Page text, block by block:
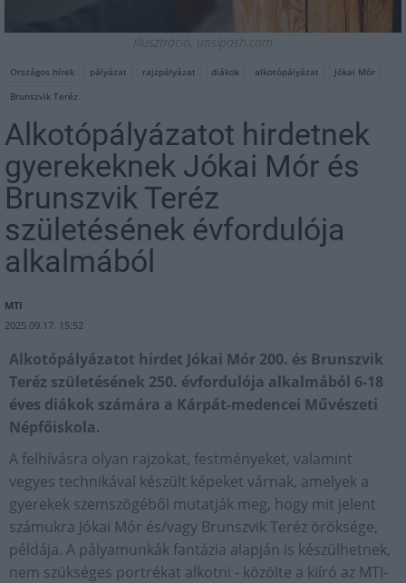
Illusztráció, unslpash.com
Országos hírek pályázat rajzpályázat diákok alkotópályázat
Jókai Mór
Brunszvik Teréz
Alkotópályázatot hirdetnek
gyerekeknek Jókai Mór és
Brunszvik Teréz
születésének évfordulója
alkalmából
MTI
2025.09.17. 15:52
Alkotópályázatot hirdet Jókai Mór 200. és Brunszvik
Teréz születésének 250. évfordulója alkalmából 6-18
éves diákok számára a Kárpát-medencei Művészeti
Népfőiskola.
A felhívásra olyan rajzokat, festményeket, valamint
vegyes technikával készült képeket várnak, amelyek a
gyerekek szemszögéből mutatják meg, hogy mit jelent
számukra Jókai Mór és/vagy Brunszvik Teréz öröksége,
példája. A pályamunkák fantázia alapján is készülhetnek,
nem szükséges portrékat alkotni - közölte a kiíró az MTI-